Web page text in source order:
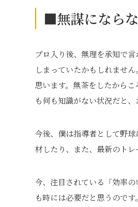
■無謀になら
プロ入り後、無理を承知で
しまっていたかもしれませ
思います。無茶をしたから
も何も知識がない状況だと
今後、僕は指導者として野
材したり、また、最新のト
今、注目されている「効率
も時には必要だと思うので